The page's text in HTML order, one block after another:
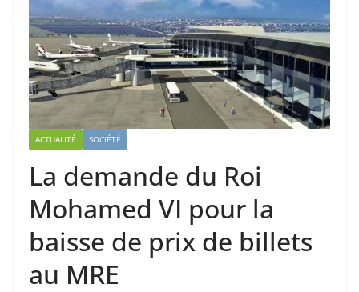
ACTUALITÉ SOCIÉTÉ
La demande du Roi
Mohamed VI pour la
baisse de prix de billets
au MRE